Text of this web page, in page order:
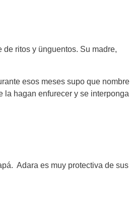
ritos y ünguentos. Su madre,
esos meses supo que nombre
la hagan enfurecer y se interponga
Adara es muy protectiva de sus